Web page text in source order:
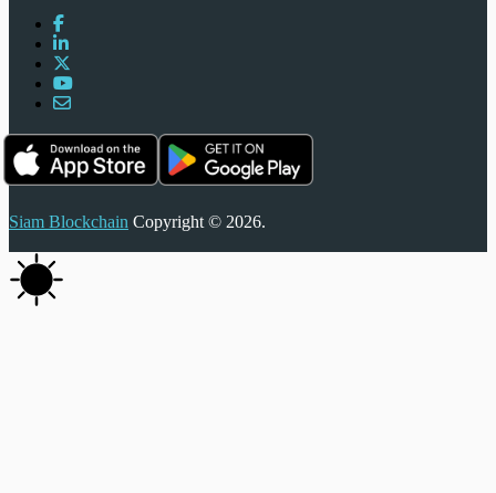
Siam Blockchain Copyright © 2026.